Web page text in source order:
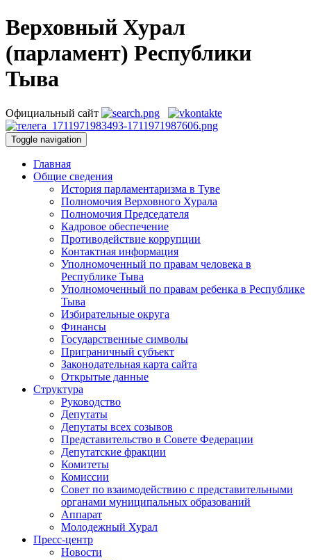
Верховный Хурал
(парламент) Республики
Тыва
Официальный сайт
Toggle navigation
Главная
Общие сведения
История парламентаризма в Туве
Полномочия Верховного Хурала
Полномочия Председателя
Кадровое обеспечение
Противодействие коррупции
Контактная информация
Уполномоченный по правам человека в
Республике Тыва
Уполномоченный по правам ребенка в Республике
Тыва
Избирательные округа
Финансы
Государственные символы
Приграничный субъект
Законодательная карта сайта
Открытые данные
Структура
Руководство
Депутаты
Депутаты всех созывов
Представительство в Совете Федерации
Депутатские фракции
Комитеты
Комиссии
Совет по взаимодействию с представительными
органами муниципальных образований
Аппарат
Молодежный Хурал
Пресс-центр
Новости